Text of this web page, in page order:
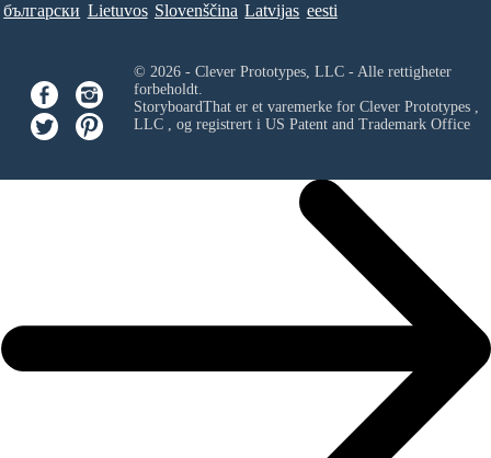
български Lietuvos Slovenščina Latvijas eesti
© 2026 - Clever Prototypes, LLC - Alle rettigheter
forbeholdt.
StoryboardThat er et varemerke for Clever Prototypes ,
LLC, og registrert i US Patent and Trademark Office